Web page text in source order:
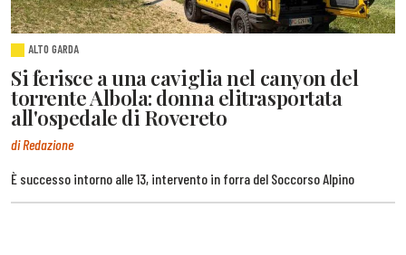
ALTO GARDA
Si ferisce a una caviglia nel canyon del
torrente Albola: donna elitrasportata
all'ospedale di Rovereto
di Redazione
È successo intorno alle 13, intervento in forra del Soccorso Alpino